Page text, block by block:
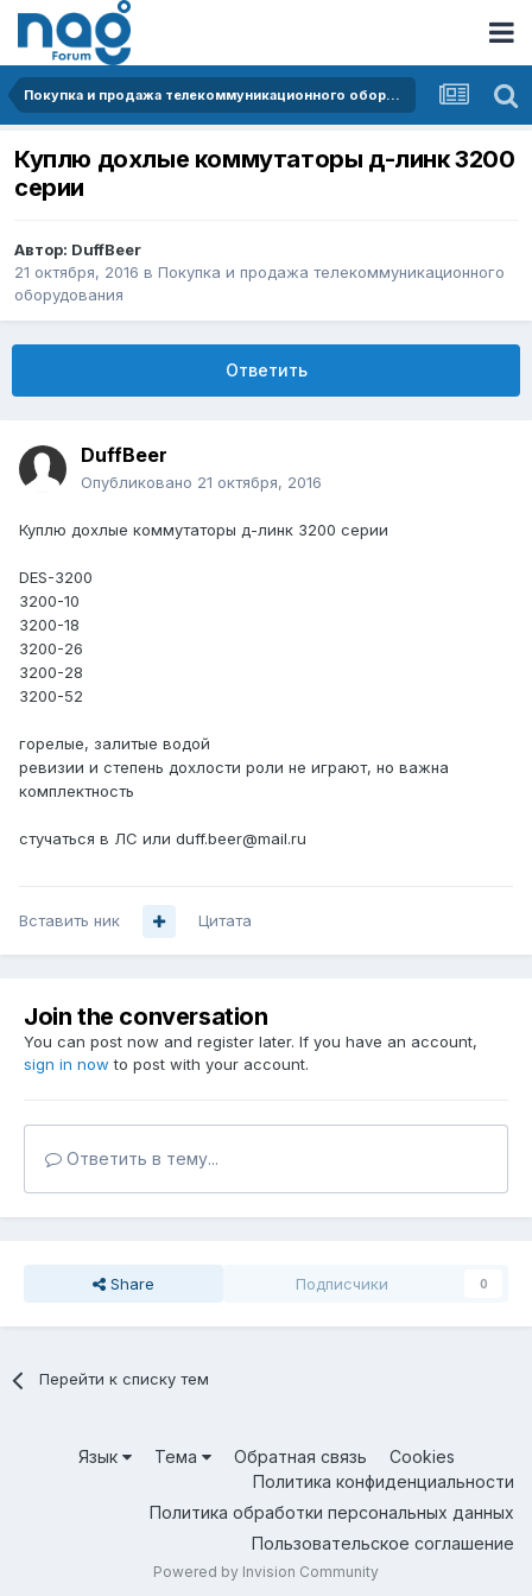
Покупка и продажа телекоммуникационного оборудования
Куплю дохлые коммутаторы д-линк 3200
серии
Автор: DuffBeer
21 октября, 2016 в Покупка и продажа телекоммуникационного
оборудования
Ответить
DuffBeer
Опубликовано 21 октября, 2016
Куплю дохлые коммутаторы д-линк 3200 серии
DES-3200
3200-10
3200-18
3200-26
3200-28
3200-52
горелые, залитые водой
ревизии и степень дохлости роли не играют, но важна
комплектность
стучаться в ЛС или duff.beer@mail.ru
Вставить ник Цитата
Join the conversation
You can post now and register later. If you have an account,
sign in now to post with your account.
Ответить в тему...
Share Подписчики 0
Перейти к списку тем
Язык Тема Обратная связь
Cookies
Политика конфиденциальности
Политика обработки персональных данных
Пользовательское соглашение
Powered by Invision Community